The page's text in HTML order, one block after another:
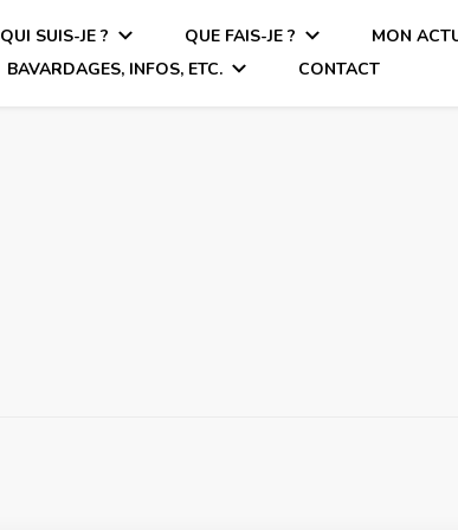
QUI SUIS-JE ? QUE FAIS-JE ?
MON
BAVARDAGES, INFOS, ETC.
CONTACT